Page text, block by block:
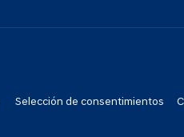
Selección de consentimientos